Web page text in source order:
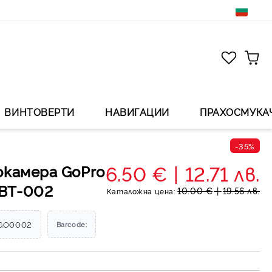
ВИНТОВЕРТИ НАВИГАЦИИ
GoPro
002
-35%
6.50 € 12.71 лв.
Каталожна цена: 10.00 € 19.56 лв.
Barcode: